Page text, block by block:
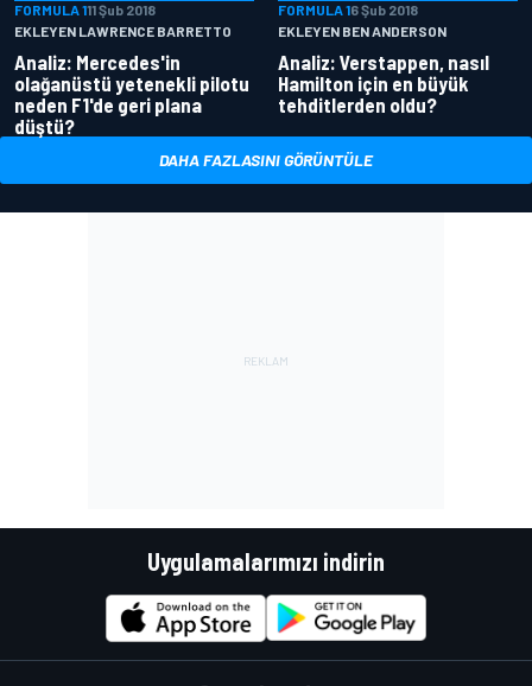
FORMULA 111 Şub 2018
EKLEYEN LAWRENCE BARRETTO
Analiz: Mercedes'in
olağanüstü yetenekli pilotu
neden F1'de geri plana
düştü?
FORMULA 16 Şub 2018
EKLEYEN BEN ANDERSON
Analiz: Verstappen, nasıl
Hamilton için en büyük
tehditlerden oldu?
DAHA FAZLASINI GÖRÜNTÜLE
Uygulamalarımızı indirin